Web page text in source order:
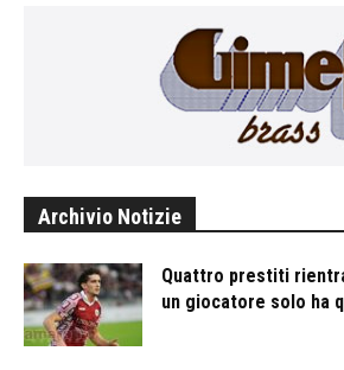
Archivio Notizie
Quattro prestiti
un giocatore solo ha